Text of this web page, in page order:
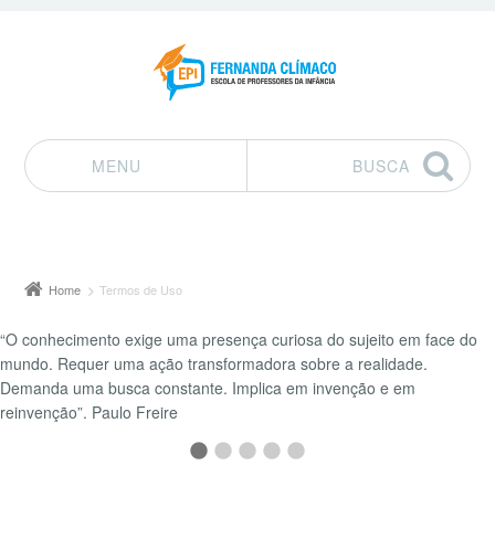
MENU
BUSCA
Home Termos de Uso
“O conhecimento exige uma presença curiosa do sujeito em face do
mundo. Requer uma ação transformadora sobre a realidade.
Demanda uma busca constante. Implica em invenção e em
reinvenção”. Paulo Freire